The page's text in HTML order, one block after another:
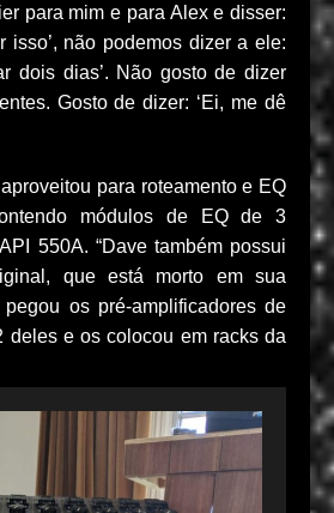
para mim e para Alex e disser:
isso’, não podemos dizer a ele:
dois dias’. Não gosto de dizer
Gosto de dizer: ‘Ei, me dê
para roteamento e EQ
módulos de EQ de 3
550A. “Dave também possui
que está morto em sua
pegou os pré-amplificadores de
deles e os colocou em racks da